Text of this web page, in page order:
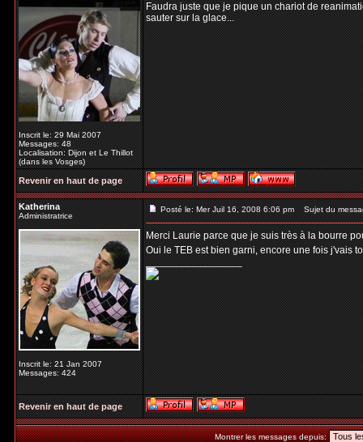
Inscrit le: 29 Mai 2007
Messages: 48
Localisation: Dijon et Le Thillot
(dans les Vosges)
Faudra juste que je pique un chariot de
sauter sur la glace...
Revenir en haut de page
Katherina
Administratrice
Inscrit le: 21 Jan 2007
Messages: 424
Posté le: Mer Juil 16, 2008 6:06 pm Sujet du
Merci Laurie parce que je suis très à la bourre
Oui le TEB est bien garni, encore une fois j'vais
_________________
Revenir en haut de page
Montrer les messages depuis: